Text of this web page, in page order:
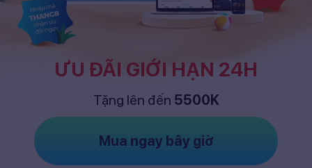
ƯU ĐÃI GIỚI HẠN 24H
Tặng lên đến 5500K
Mua ngay bây giờ